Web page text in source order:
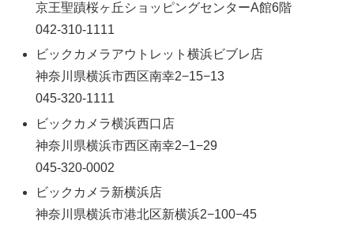
京王聖蹟桜ヶ丘ショッピングセンターA館6階
042-310-1111
ビックカメラアウトレット横浜ビブレ店
神奈川県横浜市西区南幸2−15−13
045-320-1111
ビックカメラ横浜西口店
神奈川県横浜市西区南幸2−1−29
045-320-0002
ビックカメラ新横浜店
神奈川県横浜市港北区新横浜2−100−45